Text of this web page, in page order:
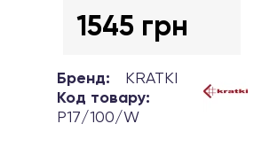
1545 грн
Бренд:
KRATKI
Код товару:
P17/100/W